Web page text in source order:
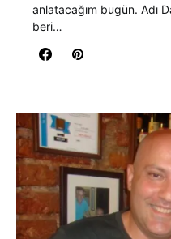
anlatacağım bugün. Adı
beri…